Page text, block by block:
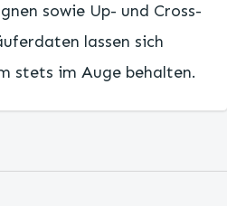
sowie Up- und Cross-
lassen sich
stets im Auge behalten.